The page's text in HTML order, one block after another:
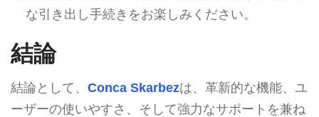
な引き出し手続きをお楽しみください。
結論
結論として、 Conca Skarbezは、革新的な機能、ユ
ーザーの使いやすさ、そして強力なサポートを兼ね